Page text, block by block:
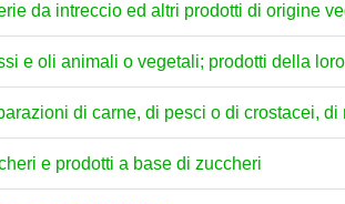
da intreccio ed altri prodotti di origine
e oli animali o vegetali; prodotti della
di carne, di pesci o di crostacei,
e prodotti a base di zuccheri